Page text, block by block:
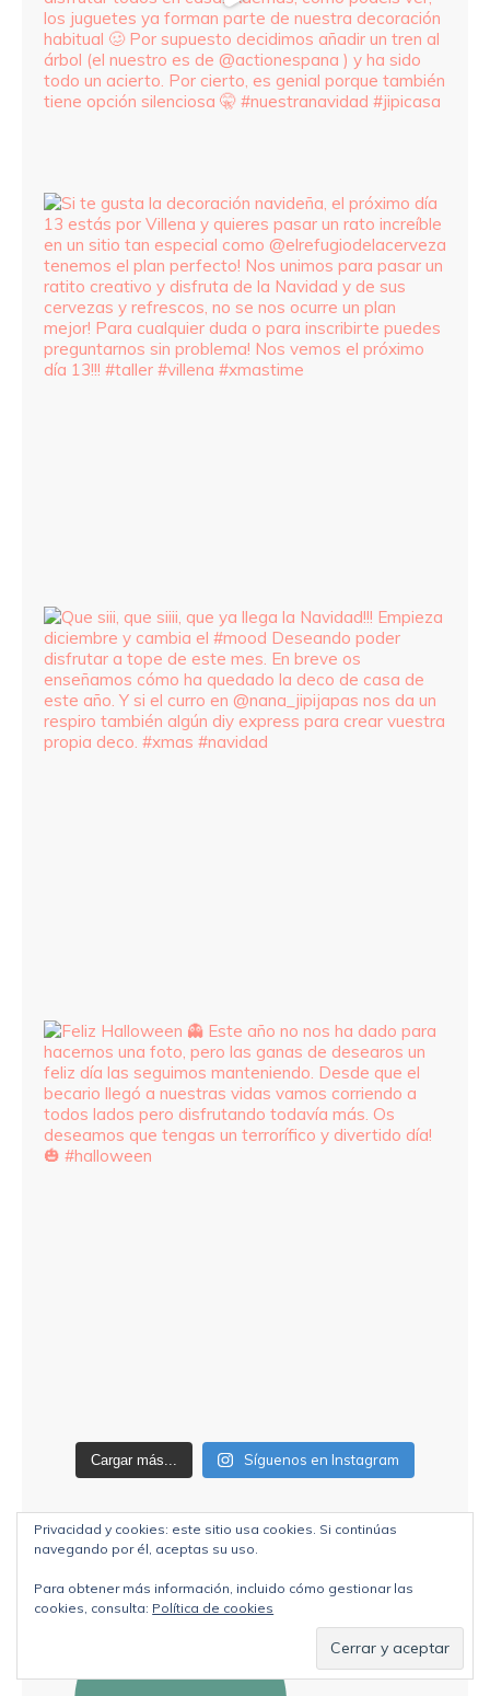
Cargar más... Síguenos en Instagram
Privacidad y cookies: este sitio usa cookies. Si continúas
navegando por él, aceptas su uso.
Para obtener más información, incluido cómo gestionar las
cookies, consulta: Política de cookies